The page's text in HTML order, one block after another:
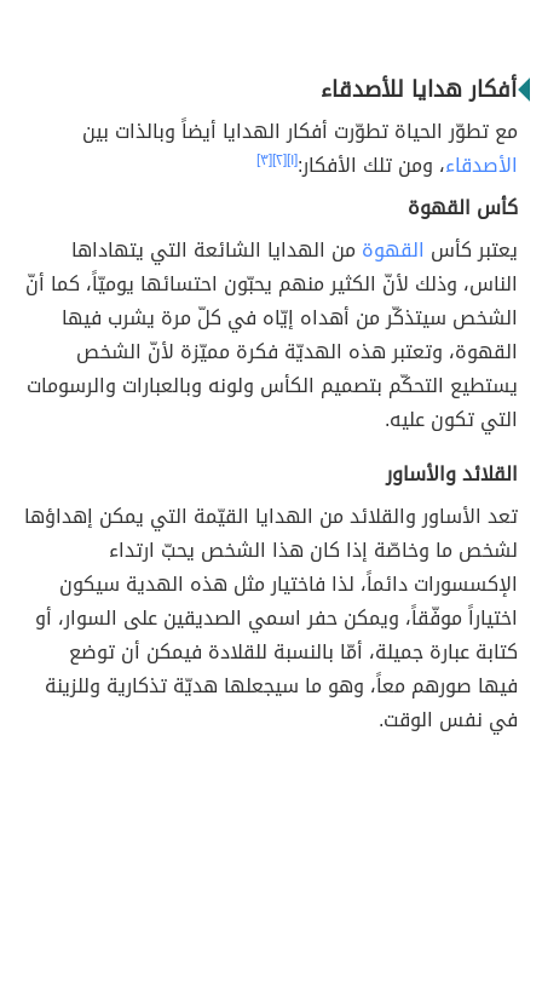
أفكار هدايا للأصدقاء
مع تطوّر الحياة تطوّرت أفكار الهدايا أيضاً وبالذات بين
الأصدقاء، ومن تلك الأفكار:[١] [٢] [٣]
كأس القهوة
يعتبر كأس القهوة من الهدايا الشائعة التي يتهاداها
الناس، وذلك لأنّ الكثير منهم يحبّون احتسائها يوميّاً، كما أنّ
الشخص سيتذكّر من أهداه إيّاه في كلّ مرة يشرب فيها
القهوة، وتعتبر هذه الهديّة فكرة مميّزة لأنّ الشخص
يستطيع التحكّم بتصميم الكأس ولونه وبالعبارات والرسومات
التي تكون عليه.
القلائد والأساور
تعد الأساور والقلائد من الهدايا القيّمة التي يمكن إهداؤها
لشخص ما وخاصّة إذا كان هذا الشخص يحبّ ارتداء
الإكسسورات دائماً، لذا فاختيار مثل هذه الهدية سيكون
اختياراً موفّقاً، ويمكن حفر اسمي الصديقين على السوار، أو
كتابة عبارة جميلة، أمّا بالنسبة للقلادة فيمكن أن توضع
فيها صورهم معاً، وهو ما سيجعلها هديّة تذكارية وللزينة
في نفس الوقت.